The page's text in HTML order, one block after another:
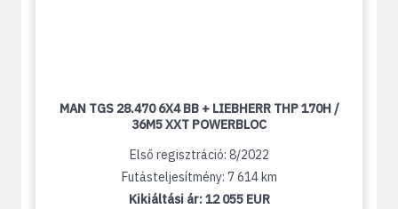
MAN TGS 28.470 6X4 BB + LIEBHERR THP 170H /
36M5 XXT POWERBLOC
Első regisztráció: 8/2022
Futásteljesítmény: 7 614 km
Kikiáltási ár:12 055 EUR